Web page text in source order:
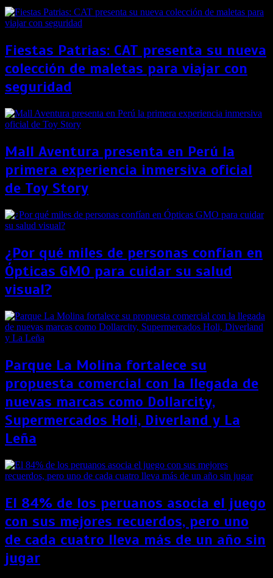
Fiestas Patrias: CAT presenta su nueva
colección de maletas para viajar con
seguridad
Mall Aventura presenta en Perú la
primera experiencia inmersiva oficial
de Toy Story
¿Por qué miles de personas confían en
Ópticas GMO para cuidar su salud
visual?
Parque La Molina fortalece su
propuesta comercial con la llegada de
nuevas marcas como Dollarcity,
Supermercados Holi, Diverland y La
Leña
El 84% de los peruanos asocia el juego
con sus mejores recuerdos, pero uno
de cada cuatro lleva más de un año sin
jugar